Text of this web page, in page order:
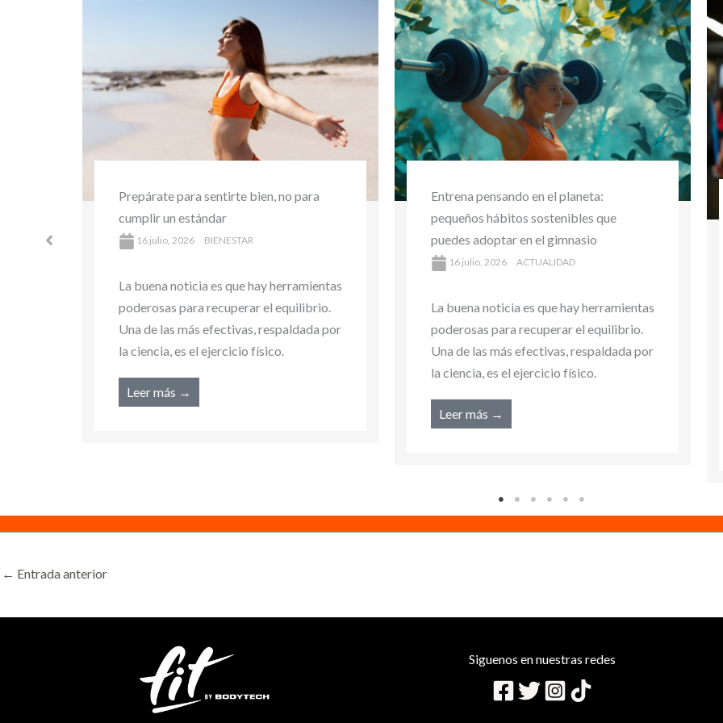
Entrena pensando en el planeta:
pequeños hábitos sostenibles que
puedes adoptar en el gimnasio
La buena noticia es que hay herramientas
poderosas para recuperar el equilibrio.
Una de las más efectivas, respaldada por
La risa también entrena: cómo el buen
humor potencia tu salud y mejora tu
rendimiento físico
La buena noticia es que hay herramientas
poderosas para recuperar el equilibrio.
Una de las más efectivas, respaldada por
Leer más →
← Entrada anterior
Siguenos en nuestras redes